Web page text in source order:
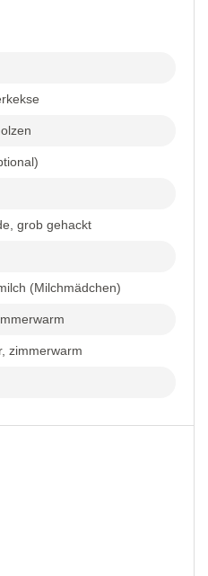
grob gehackt
(Milchmädchen)
zimmerwarm